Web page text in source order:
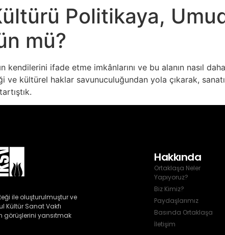
Politikaya,
mü?
ifade etme imkânlarını ve bu alanın nasıl
ve kültürel haklar savunuculuğundan yola çıkarak,
ile oluşturulmuştur ve
Kültür Sanat Vakfı
görüşlerini yansıtmak
Hakkında
Ortaklaşa Neler
Yapıyoruz?
Biz Kimiz?
Paydaşlarımız
Basında Ortaklaşa
İletişim